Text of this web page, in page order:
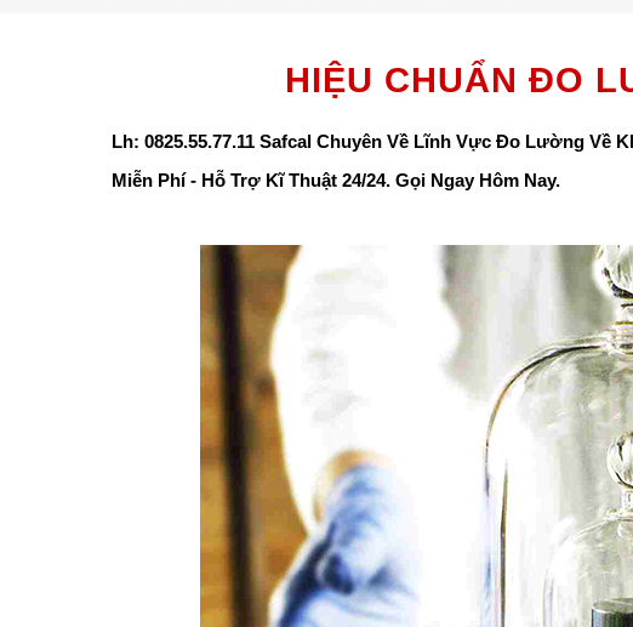
HIỆU CHUẨN ĐO
Lh: 0825.55.77.11 Safcal Chuyên Về Lĩnh Vực Đo Lường
Miễn Phí - Hỗ Trợ Kĩ Thuật 24/24. Gọi Ngay Hôm Nay.